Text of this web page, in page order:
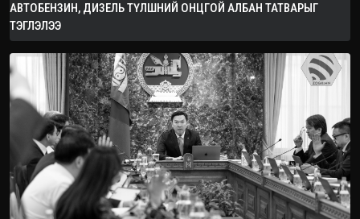
АВТОБЕНЗИН, ДИЗЕЛЬ ТҮЛШНИЙ ОНЦГОЙ АЛБАН ТАТВАРЫГ
ТЭГЛЭЛЭЭ